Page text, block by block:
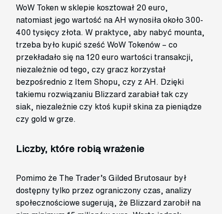
WoW Token w sklepie kosztował 20 euro,
natomiast jego wartość na AH wynosiła około 300-
400 tysięcy złota. W praktyce, aby nabyć mounta,
trzeba było kupić sześć WoW Tokenów – co
przekładało się na 120 euro wartości transakcji,
niezależnie od tego, czy gracz korzystał
bezpośrednio z Item Shopu, czy z AH. Dzięki
takiemu rozwiązaniu Blizzard zarabiał tak czy
siak, niezależnie czy ktoś kupił skina za pieniądze
czy gold w grze.
Liczby, które robią wrażenie
Pomimo że The Trader’s Gilded Brutosaur był
dostępny tylko przez ograniczony czas, analizy
społecznościowe sugerują, że Blizzard zarobił na